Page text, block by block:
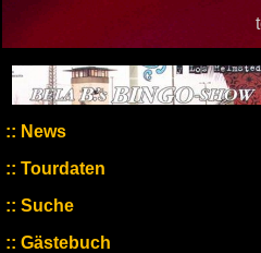
News
Tourdaten
Suche
Gästebuch